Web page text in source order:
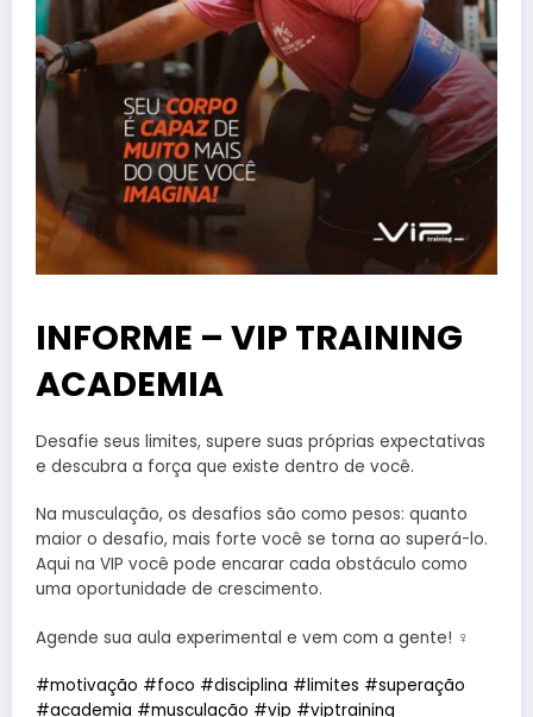
INFORME – VIP TRAINING
ACADEMIA
Desafie seus limites, supere suas próprias expectativas
e descubra a força que existe dentro de você.
Na musculação, os desafios são como pesos: quanto
maior o desafio, mais forte você se torna ao superá-lo.
Aqui na VIP você pode encarar cada obstáculo como
uma oportunidade de crescimento.
Agende sua aula experimental e vem com a gente! ️‍♀️
#motivação #foco #disciplina #limites #superação
#academia #musculação #vip #viptraining